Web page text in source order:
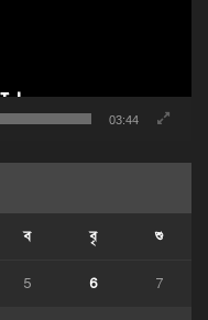
03:44
ব বৃ শু
5 6 7